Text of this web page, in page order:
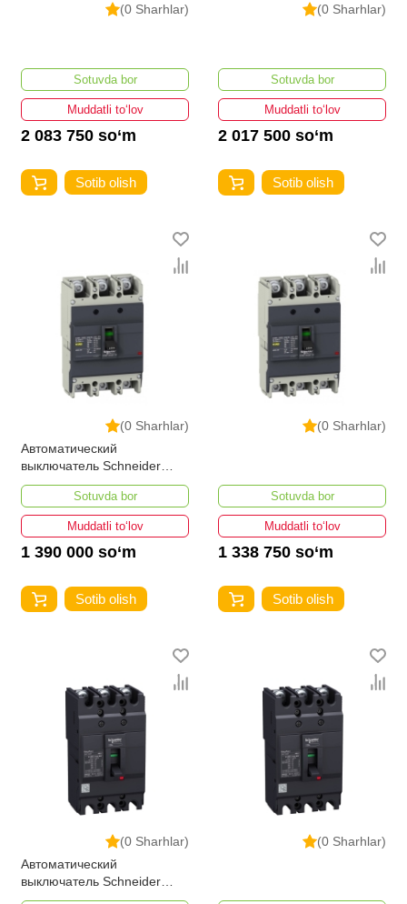
(0 Sharhlar)
Sotuvda bor
Muddatli to‘lov
2 083 750 so‘m
Sotib olish
(0 Sharhlar)
Sotuvda bor
Muddatli to‘lov
2 017 500 so‘m
Sotib olish
(0 Sharhlar)
Автоматический
выключатель Schneider
Electric EZC250H3160 3П
160A 36кA/415В
Sotuvda bor
Muddatli to‘lov
1 390 000 so‘m
Sotib olish
(0 Sharhlar)
Sotuvda bor
Muddatli to‘lov
1 338 750 so‘m
Sotib olish
(0 Sharhlar)
Автоматический
выключатель Schneider
Electric EZC100H3100
(0 Sharhlar)